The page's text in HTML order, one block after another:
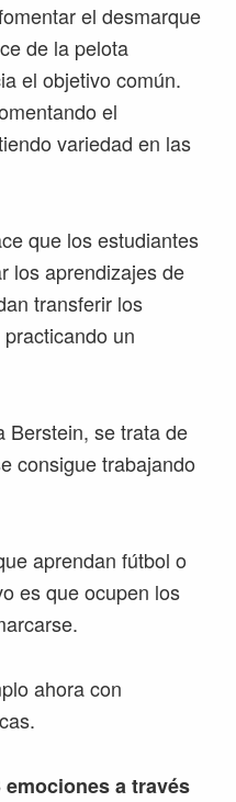
el desmarque
de la pelota
el objetivo común.
el
variedad en las
que los estudiantes
los aprendizajes de
transferir los
un
Berstein, se trata de
consigue trabajando
aprendan fútbol o
es que ocupen los
ahora con
a través